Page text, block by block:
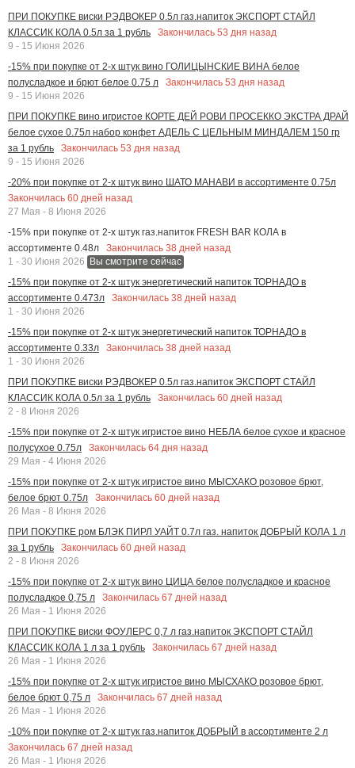
ПРИ ПОКУПКЕ виски РЭДВОКЕР 0.5л газ.напиток ЭКСПОРТ СТАЙЛ
КЛАССИК КОЛА 0.5л за 1 рубль
Закончилась 53 дня назад
9 - 15 Июня 2026
-15% при покупке от 2-х штук вино ГОЛИЦЫНСКИЕ ВИНА белое
полусладкое и брют белое 0.75 л
Закончилась 53 дня назад
9 - 15 Июня 2026
ПРИ ПОКУПКЕ вино игристое КОРТЕ ДЕЙ РОВИ ПРОСЕККО ЭКСТРА ДРАЙ
белое сухое 0.75л набор конфет АДЕЛЬ С ЦЕЛЬНЫМ МИНДАЛЕМ 150 гр
за 1 рубль
Закончилась 53 дня назад
9 - 15 Июня 2026
-20% при покупке от 2-х штук вино ШАТО МАНАВИ в ассортименте 0.75л
Закончилась 60 дней назад
27 Мая - 8 Июня 2026
-15% при покупке от 2-х штук газ.напиток FRESH BAR КОЛА в
ассортименте 0.48л
Закончилась 38 дней назад
1 - 30 Июня 2026
Вы смотрите сейчас
-15% при покупке от 2-х штук энергетический напиток ТОРНАДО в
ассортименте 0.473л
Закончилась 38 дней назад
1 - 30 Июня 2026
-15% при покупке от 2-х штук энергетический напиток ТОРНАДО в
ассортименте 0.33л
Закончилась 38 дней назад
1 - 30 Июня 2026
ПРИ ПОКУПКЕ виски РЭДВОКЕР 0.5л газ.напиток ЭКСПОРТ СТАЙЛ
КЛАССИК КОЛА 0.5л за 1 рубль
Закончилась 60 дней назад
2 - 8 Июня 2026
-15% при покупке от 2-х штук игристое вино НЕБЛА белое сухое и красное
полусухое 0.75л
Закончилась 64 дня назад
29 Мая - 4 Июня 2026
-15% при покупке от 2-х штук игристое вино МЫСХАКО розовое брют,
белое брют 0.75л
Закончилась 60 дней назад
26 Мая - 8 Июня 2026
ПРИ ПОКУПКЕ ром БЛЭК ПИРЛ УАЙТ 0.7л газ. напиток ДОБРЫЙ КОЛА 1 л
за 1 рубль
Закончилась 60 дней назад
2 - 8 Июня 2026
-15% при покупке от 2-х штук вино ЦИЦА белое полусладкое и красное
полусладкое 0,75 л
Закончилась 67 дней назад
26 Мая - 1 Июня 2026
ПРИ ПОКУПКЕ виски ФОУЛЕРС 0,7 л газ.напиток ЭКСПОРТ СТАЙЛ
КЛАССИК КОЛА 1 л за 1 рубль
Закончилась 67 дней назад
26 Мая - 1 Июня 2026
-15% при покупке от 2-х штук игристое вино МЫСХАКО розовое брют,
белое брют 0,75 л
Закончилась 67 дней назад
26 Мая - 1 Июня 2026
-10% при покупке от 2-х штук газ.напиток ДОБРЫЙ в ассортименте 2 л
Закончилась 67 дней назад
26 Мая - 1 Июня 2026